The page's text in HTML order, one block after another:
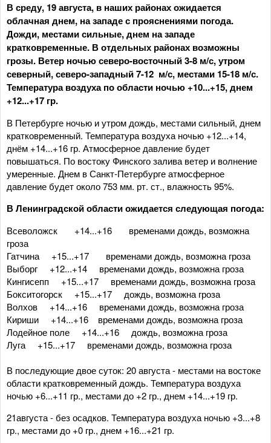
В среду, 19 августа, в наших районах ожидается
облачная днем, на западе с прояснениями погода.
Дожди, местами сильные, днем на западе
кратковременные. В отдельных районах возможны
грозы. Ветер ночью северо-восточный 3-8 м/с, утром
северный, северо-западный 7-12 м/с, местами 15-18 м/с.
Температура воздуха по области ночью +10...+15, днем
+12...+17 гр.
В Петербурге ночью и утром дождь, местами сильный, днем
кратковременный. Температура воздуха ночью +12...+14,
днём +14...+16 гр. Атмосферное давление будет
повышаться. По востоку Финского залива ветер и волнение
умеренные. Днем в Санкт-Петербурге атмосферное
давление будет около 753 мм. рт. ст., влажность 95%.
В Ленинградской области ожидается следующая погода:
Всеволожск +14...+16 временами дождь, возможна
гроза
Гатчина +15...+17 временами дождь, возможна гроза
Выборг +12...+14 временами дождь, возможна гроза
Кингисепп +15...+17 временами дождь, возможна гроза
Бокситогорск +15...+17 дождь, возможна гроза
Волхов +14...+16 временами дождь, возможна гроза
Кириши +14...+16 временами дождь, возможна гроза
Лодейное поле +14...+16 дождь, возможна гроза
Луга +15...+17 временами дождь, возможна гроза
В последующие двое суток: 20 августа - местами на востоке
области кратковременный дождь. Температура воздуха
ночью +6...+11 гр., местами до +2 гр., днем +14...+19 гр.
21августа - без осадков. Температура воздуха ночью +3...+8
гр., местами до +0 гр., днем +16...+21 гр.